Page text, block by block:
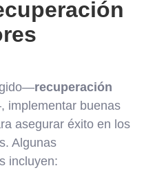
recuperación
implementar buenas
asegurar éxito en los
Algunas
incluyen: